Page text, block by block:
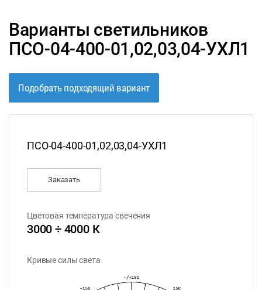
Варианты светильников
ПСО-04-400-01,02,03,04-УХЛ1
Подобрать подходящий вариант
ПСО-04-400-01,02,03,04-УХЛ1
Заказать
Цветовая температура свечения
3000 ÷ 4000 К
Кривые силы света